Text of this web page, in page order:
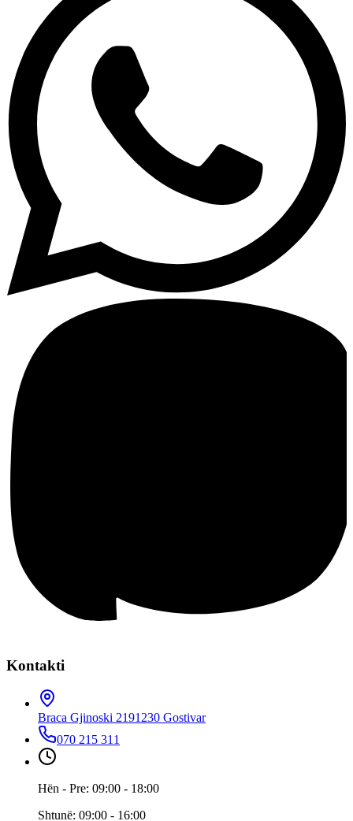
Kontakti
Braca Gjinoski 2191230 Gostivar
070 215 311
Hën - Pre: 09:00 - 18:00
Shtunë: 09:00 - 16:00